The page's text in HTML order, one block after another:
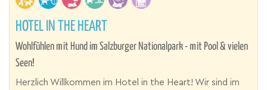
HOTEL IN THE HEART
Wohlfühlen mit Hund im Salzburger Nationalpark - mit Pool & vielen
Seen!
Herzlich Willkommen im Hotel in the Heart! Wir sind im